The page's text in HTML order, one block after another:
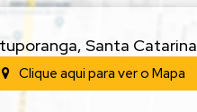
, Santa Catarina
Clique aqui para ver o Mapa